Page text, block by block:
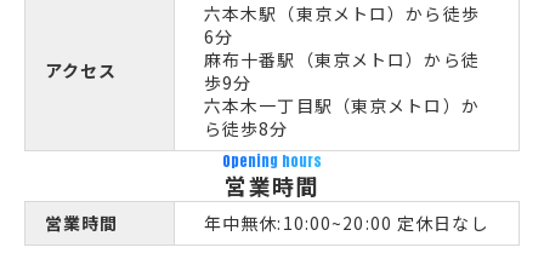
アクセス
六本木駅（東京メトロ）から徒歩
6分
麻布十番駅（東京メトロ）から徒
歩9分
六本木一丁目駅（東京メトロ）か
ら徒歩8分
Opening hours
営業時間
営業時間 年中無休:10:00~20:00 定休日なし